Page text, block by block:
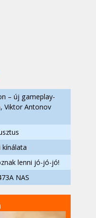
– új gameplay-
Viktor Antonov
kínálata
lenni jó-jó-jó!
NAS